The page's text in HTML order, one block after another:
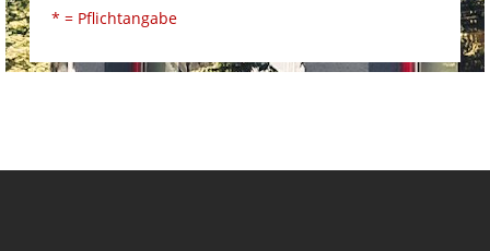
* = Pflichtangabe